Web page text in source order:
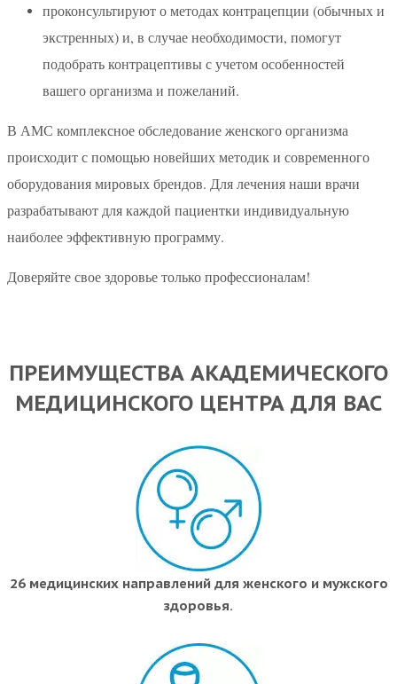
проконсультируют о методах контрацепции (обычных и
экстренных) и, в случае необходимости, помогут
подобрать контрацептивы с учетом особенностей
вашего организма и пожеланий.
В АМС комплексное обследование женского организма
происходит с помощью новейших методик и современного
оборудования мировых брендов. Для лечения наши врачи
разрабатывают для каждой пациентки индивидуальную
наиболее эффективную программу.
Доверяйте свое здоровье только профессионалам!
ПРЕИМУЩЕСТВА АКАДЕМИЧЕСКОГО
МЕДИЦИНСКОГО ЦЕНТРА ДЛЯ ВАС
26 медицинских направлений для женского и мужского
здоровья.